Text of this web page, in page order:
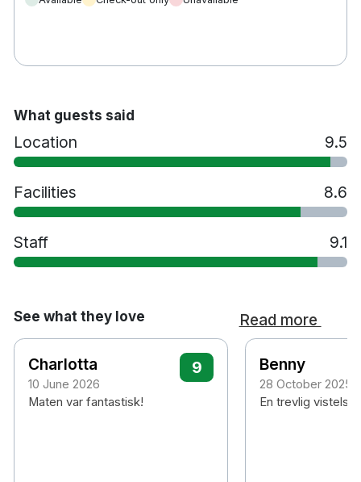
What guests said
Location 9.5
Facilities 8.6
Staff 9.1
See what they love Read more
Charlotta
10 June 2026
9
Maten var fantastisk!
Benny
28 October 2025
En trevlig